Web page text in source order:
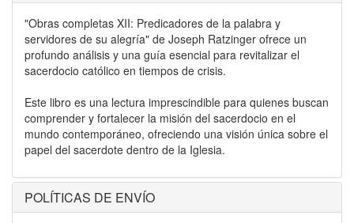
"Obras completas XII: Predicadores de la palabra y
servidores de su alegría" de Joseph Ratzinger ofrece un
profundo análisis y una guía esencial para revitalizar el
sacerdocio católico en tiempos de crisis.
Este libro es una lectura imprescindible para quienes buscan
comprender y fortalecer la misión del sacerdocio en el
mundo contemporáneo, ofreciendo una visión única sobre el
papel del sacerdote dentro de la Iglesia.
POLÍTICAS DE ENVÍO